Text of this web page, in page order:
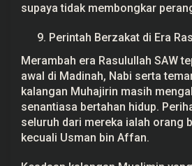
supaya tidak membongkar
Perintah Berzakat di Era
Merambah era Rasulullah SAW
awal di Madinah, Nabi serta
kalangan Muhajirin masih
senantiasa bertahan hidup.
seluruh dari mereka ialah orang
kecuali Usman bin Affan.